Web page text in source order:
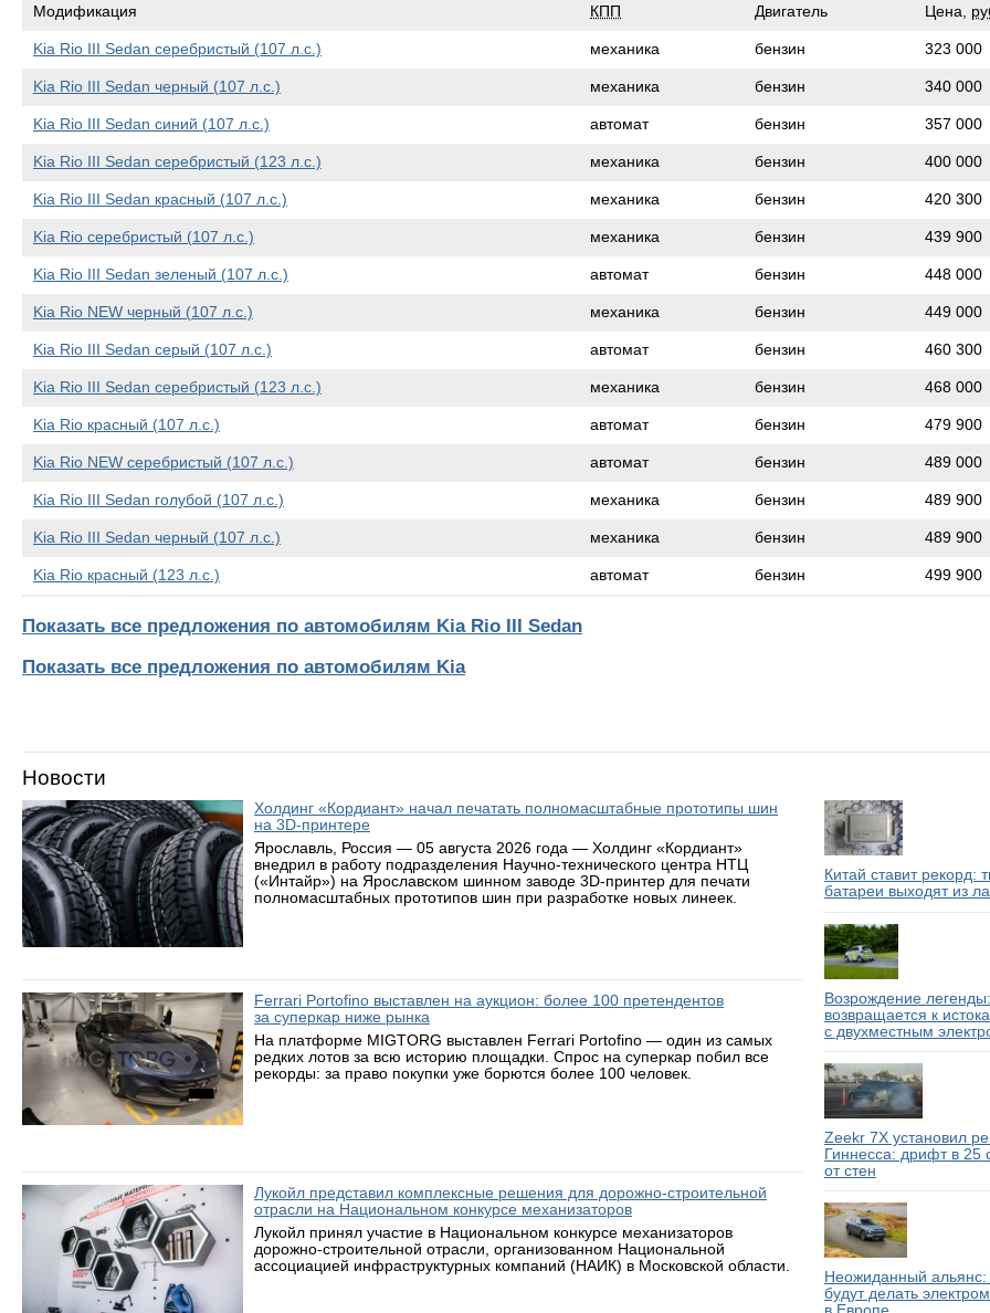
Модификация КПП Двигатель Цена,
Kia Rio III Sedan серебристый (107 л.с.) механика бензин 323 000
Kia Rio III Sedan черный (107 л.с.) механика бензин 340 000
Kia Rio III Sedan синий (107 л.с.) автомат бензин 357 000
Kia Rio III Sedan серебристый (123 л.с.) механика бензин 400 000
Kia Rio III Sedan красный (107 л.с.) механика бензин 420 300
Kia Rio серебристый (107 л.с.) механика бензин 439 900
Kia Rio III Sedan зеленый (107 л.с.) автомат бензин 448 000
Kia Rio NEW черный (107 л.с.) механика бензин 449 000
Kia Rio III Sedan серый (107 л.с.) автомат бензин 460 300
Kia Rio III Sedan серебристый (123 л.с.) механика бензин 468 000
Kia Rio красный (107 л.с.) автомат бензин 479 900
Kia Rio NEW серебристый (107 л.с.) автомат бензин 489 000
Kia Rio III Sedan голубой (107 л.с.) механика бензин 489 900
Kia Rio III Sedan черный (107 л.с.) механика бензин 489 900
Kia Rio красный (123 л.с.) автомат бензин 499 900
Показать все предложения по автомобилям Kia Rio III Sedan
Показать все предложения по автомобилям Kia
Новости
Холдинг «Кордиант» начал печатать полномасштабные прототипы шин
на 3D-принтере
Ярославль, Россия — 05 августа 2026 года — Холдинг «Кордиант»
внедрил в работу подразделения Научно-технического центра НТЦ
(«Интайр») на Ярославском шинном заводе 3D-принтер для печати
полномасштабных прототипов шин при разработке новых линеек.
Ferrari Portofino выставлен на аукцион: более 100 претендентов
за суперкар ниже рынка
На платформе MIGTORG выставлен Ferrari Portofino — один из самых
редких лотов за всю историю площадки. Спрос на суперкар побил все
рекорды: за право покупки уже борются более 100 человек.
Лукойл представил комплексные решения для дорожно-строительной
отрасли на Национальном конкурсе механизаторов
Лукойл принял участие в Национальном конкурсе механизаторов
дорожно-строительной отрасли, организованном Национальной
ассоциацией инфраструктурных компаний (НАИК) в Московской области.
Китай ставит рекорд:
батареи выходят из
Возрождение
возвращается к
с двухместным
Zeekr 7X установил
Гиннесса: дрифт в 25
от стен
Неожиданный
будут делать